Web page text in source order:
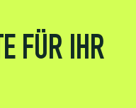
FÜR IHR